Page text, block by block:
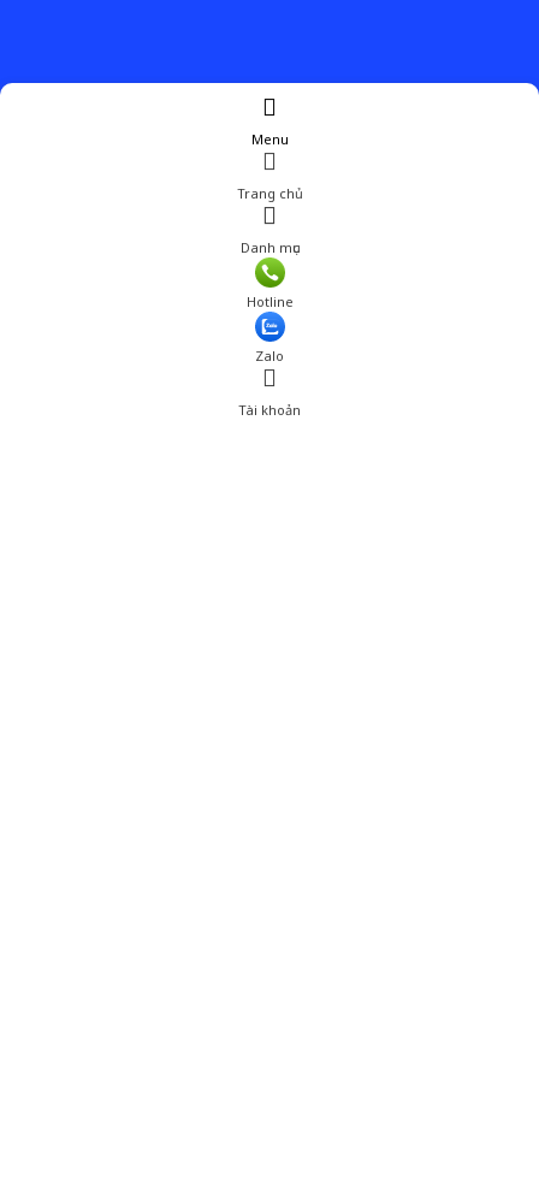
Menu
Trang chủ
Danh mục
Hotline
Zalo
Tài khoản